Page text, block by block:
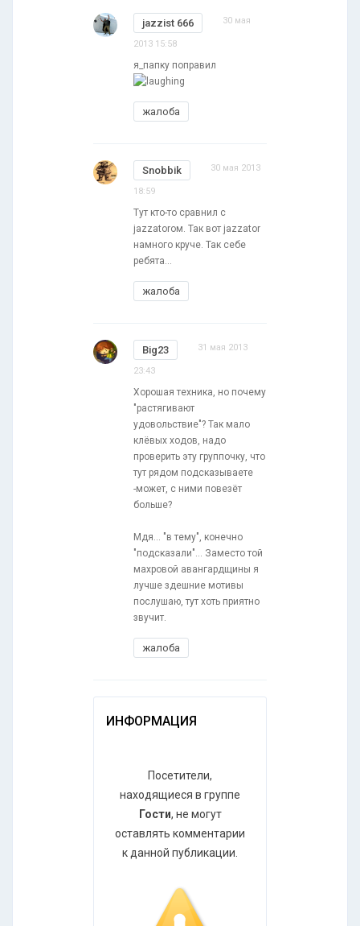
jazzist 666 30 мая
2013 15:58
я_папку поправил
жалоба
Snobbik 30 мая 2013
18:59
Тут кто-то сравнил с
jazzatorом. Так вот jazzator
намного круче. Так себе
ребята...
жалоба
Big23 31 мая 2013
23:43
Хорошая техника, но почему
"растягивают
удовольствие"? Так мало
клёвых ходов, надо
проверить эту группочку, что
тут рядом подсказываете
-может, с ними повезёт
больше?
Мдя... "в тему", конечно
"подсказали"... Заместо той
махровой авангардщины я
лучше здешние мотивы
послушаю, тут хоть приятно
звучит.
жалоба
ИНФОРМАЦИЯ
Посетители,
находящиеся в группе
Гости, не могут
оставлять комментарии
к данной публикации.